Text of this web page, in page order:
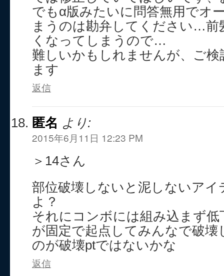
でもα版みたいに問答無用でオ
まうのは勘弁してください…前
くなってしまうので…
難しいかもしれませんが、ご
ます
返信
匿名 より:
2015年6月11日 12:23 PM
＞14さん
部位破壊しないと泥しないア
よ？
それにコンボには組み込まず
が固定で起点してみんなで破
のが破壊ptではないかな
返信